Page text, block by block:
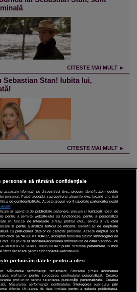
CITESTE MAI MULT ►
Stan! Iubita lui,
CITESTE MAI MULT ►
personale să rămână confidențiale
accesăm informații pe dispozitivul dvs., precum identificatorii cookie
personal. Puteți accepta sau gestiona alegerile dvs. făcând clic mai
de confidențialitate. Aceste alegeri vor fi raportate partenerilor noștri
detalii
si agentiile de publicitate partenere, precum si furnizorii nostri de
pentru a permite website-ului sa functioneze, pentru a personaliza
in functie de interesele si/sau profilul dvs., pentru a va oferi
si pentru a analiza traficul pe website. Beneficiati de drepturile
cu prelucrarea datelor cu caracter personal. Aceste drepturi pot fi
Prin click pe “ACCEPT TOATE”, acceptati folosirea tuturor Tehnologiilor de
cu privire la stocarea/accesarea informatiilor de catre Vendor-ii cu
MODIFIC SETARILE INDIVIDUAL” puteti schimba preferintele in mod
necesare pentru functionarea website-ului.
prelucrăm datele pentru a oferi:
Măsurarea performanței reclamelor. Stocarea și/sau accesarea
profilurilor pentru selectarea conținutului personalizat. Crearea
profilurilor pentru selectarea publicității personalizate. Crearea
Măsurarea performanței conținutului. Înțelegerea publicului prin
diferite. Utilizarea de date limitate pentru a selecta publicitatea.